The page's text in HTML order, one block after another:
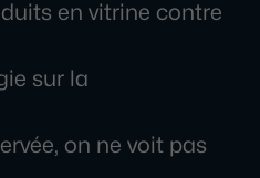
en vitrine contre
sur la
on ne voit pas